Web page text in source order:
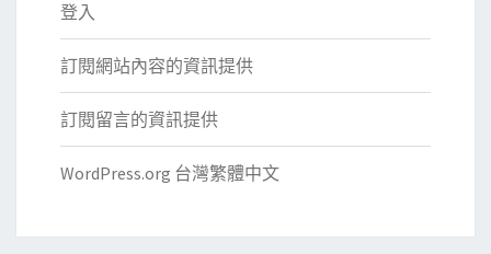
登入
訂閱網站內容的資訊提供
訂閱留言的資訊提供
WordPress.org 台灣繁體中文